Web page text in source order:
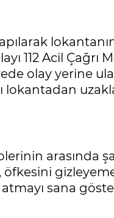
112 Acil Çağrı
olay yerine
lokantadan
arasında
sana